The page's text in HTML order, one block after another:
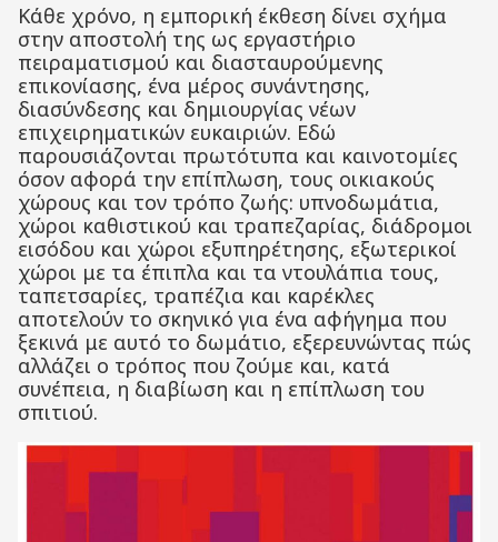
Κάθε χρόνο, η εμπορική έκθεση δίνει σχήμα
στην αποστολή της ως εργαστήριο
πειραματισμού και διασταυρούμενης
επικονίασης, ένα μέρος συνάντησης,
διασύνδεσης και δημιουργίας νέων
επιχειρηματικών ευκαιριών. Εδώ
παρουσιάζονται πρωτότυπα και καινοτομίες
όσον αφορά την επίπλωση, τους οικιακούς
χώρους και τον τρόπο ζωής: υπνοδωμάτια,
χώροι καθιστικού και τραπεζαρίας, διάδρομοι
εισόδου και χώροι εξυπηρέτησης, εξωτερικοί
χώροι με τα έπιπλα και τα ντουλάπια τους,
ταπετσαρίες, τραπέζια και καρέκλες
αποτελούν το σκηνικό για ένα αφήγημα που
ξεκινά με αυτό το δωμάτιο, εξερευνώντας πώς
αλλάζει ο τρόπος που ζούμε και, κατά
συνέπεια, η διαβίωση και η επίπλωση του
σπιτιού.